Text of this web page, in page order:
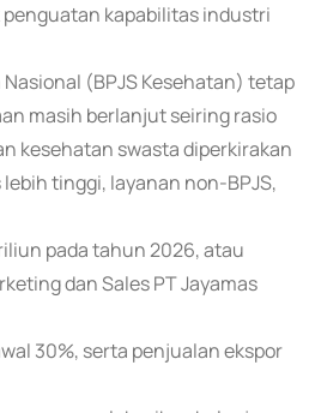
kapabilitas industri
(BPJS Kesehatan) tetap
masih berlanjut seiring rasio
kesehatan swasta diperkirakan
tinggi, layanan non-BPJS,
pada tahun 2026, atau
dan Sales PT Jayamas
30%, serta penjualan ekspor